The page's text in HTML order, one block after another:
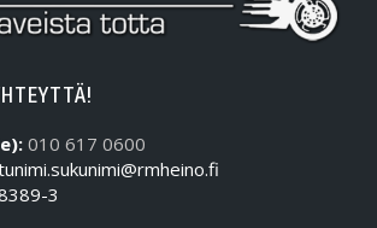
010 617 0600
3